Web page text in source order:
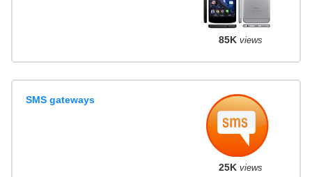
85K views
SMS gateways
25K views